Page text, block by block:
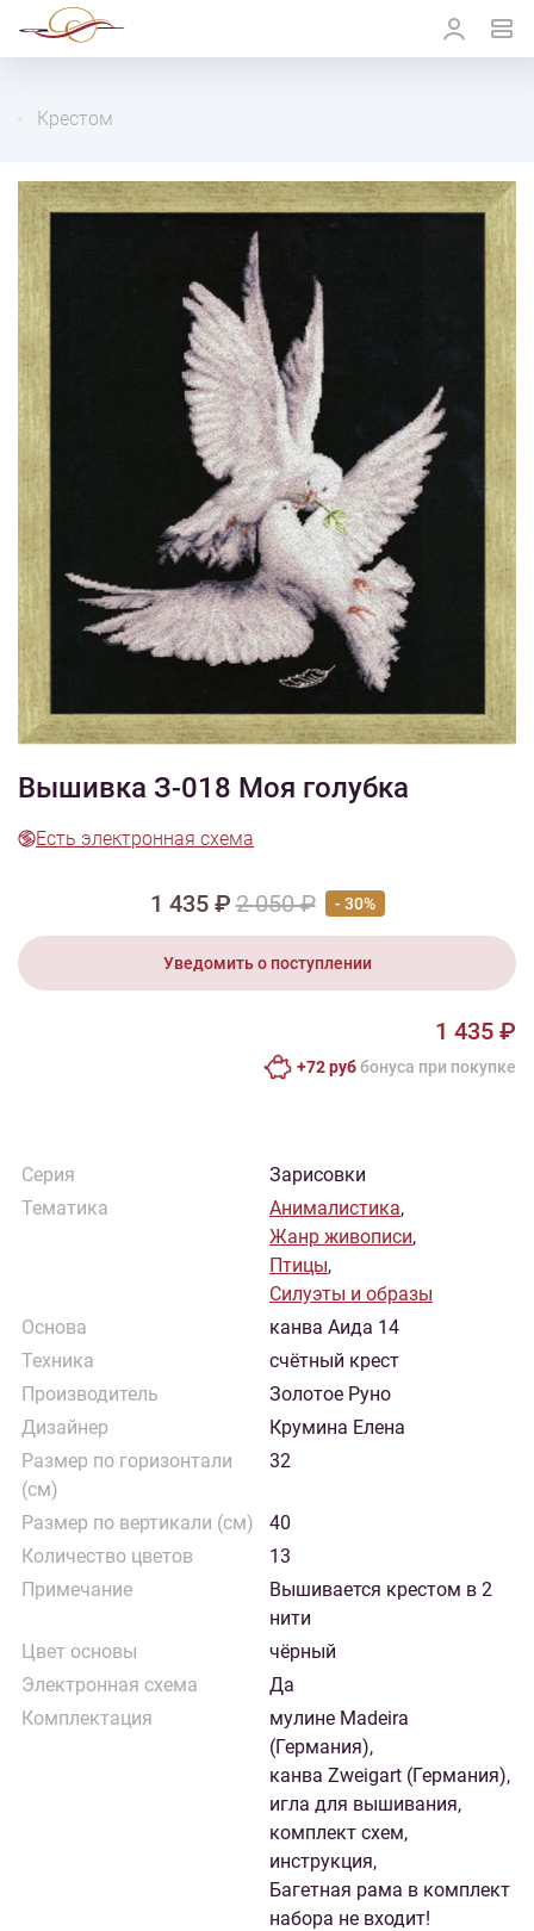
Крестом
1/2
Изображения и цвет представленного товара могут незначительно
отличаться от оригинала продукции, взависимости от разрешения и
настроек вашего монитора, а также условий освещения при съемке
Вышивка З-018 Моя голубка
Есть электронная схема
1 435 ₽2 050 ₽ - 30%
Уведомить о поступлении
1 435 ₽
+72 руббонусa при покупке
Серия
Зарисовки
Тематика
Анималистика,
Жанр живописи,
Птицы,
Силуэты и образы
Основа
канва Аида 14
Техника
счётный крест
Производитель
Золотое Руно
Дизайнер
Крумина Елена
Размер по горизонтали
(см)
32
Размер по вертикали (см)
40
Количество цветов
13
Примечание
Вышивается крестом в 2
нити
Цвет основы
чёрный
Электронная схема
Да
Комплектация
мулине Madeira
(Германия),
канва Zweigart (Германия),
игла для вышивания,
комплект схем,
инструкция,
Багетная рама в комплект
набора не входит!